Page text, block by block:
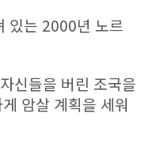
있는 2000년 노르
신들을 버린 조국을
암살 계획을 세워